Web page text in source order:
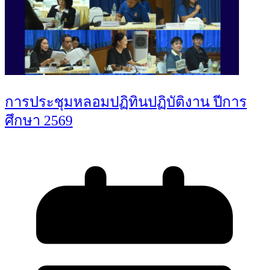
การประชุมหลอมปฏิทินปฏิบัติงาน ปีการ
ศึกษา 2569